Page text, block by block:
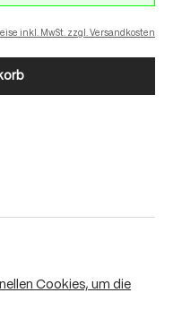
inkl. MwSt. zzgl. Versandkosten
Cookies, um die